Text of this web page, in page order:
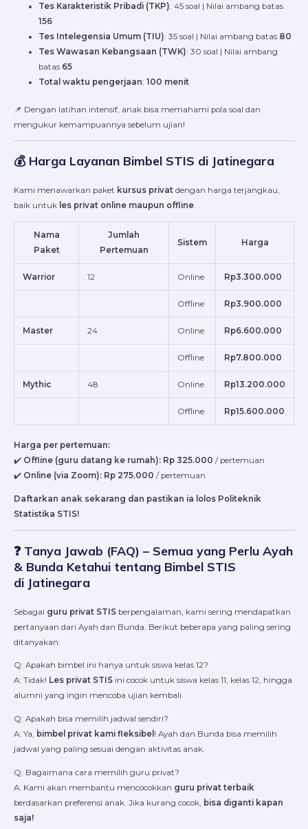
Tes Karakteristik Pribadi (TKP): 45 soal | Nilai ambang batas
156
Tes Intelegensia Umum (TIU): 35 soal | Nilai ambang batas 80
Tes Wawasan Kebangsaan (TWK): 30 soal | Nilai ambang
batas 65
Total waktu pengerjaan: 100 menit
📌 Dengan latihan intensif, anak bisa memahami pola soal dan
mengukur kemampuannya sebelum ujian!
💰 Harga Layanan Bimbel STIS di Jatinegara
Kami menawarkan paket kursus privat dengan harga terjangkau,
baik untuk les privat online maupun offline.
Nama
Paket
Jumlah
Pertemuan
Sistem Harga
Warrior 12 Online Rp3.300.000
Offline Rp3.900.000
Master 24 Online Rp6.600.000
Offline Rp7.800.000
Mythic 48 Online Rp13.200.000
Offline Rp15.600.000
Harga per pertemuan:
✔️ Offline (guru datang ke rumah): Rp 325.000 / pertemuan
✔️ Online (via Zoom): Rp 275.000 / pertemuan
Daftarkan anak sekarang dan pastikan ia lolos Politeknik
Statistika STIS!
❓ Tanya Jawab (FAQ) – Semua yang Perlu Ayah
& Bunda Ketahui tentang Bimbel STIS
di Jatinegara
Sebagai guru privat STIS berpengalaman, kami sering mendapatkan
pertanyaan dari Ayah dan Bunda. Berikut beberapa yang paling sering
ditanyakan:
Q: Apakah bimbel ini hanya untuk siswa kelas 12?
A: Tidak! Les privat STIS ini cocok untuk siswa kelas 11, kelas 12, hingga
alumni yang ingin mencoba ujian kembali.
Q: Apakah bisa memilih jadwal sendiri?
A: Ya, bimbel privat kami fleksibel ! Ayah dan Bunda bisa memilih
jadwal yang paling sesuai dengan aktivitas anak.
Q: Bagaimana cara memilih guru privat?
A: Kami akan membantu mencocokkan guru privat terbaik
berdasarkan preferensi anak. Jika kurang cocok, bisa diganti kapan
saja!